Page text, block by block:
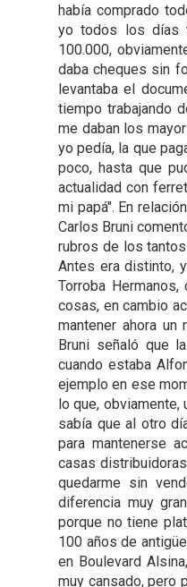
había comprado
yo todos los días
100.000,
daba cheques sin
levantaba el
tiempo trabajando
me daban los
yo pedía, la que
poco, hasta que
actualidad con
mi papá". En
Carlos Bruni
rubros de los
Antes era distinto,
Torroba
cosas, en cambio
mantener ahora
Bruni señaló que
cuando estaba
ejemplo en ese
lo que, obviamente,
sabía que al otro
para mantenerse
casas
quedarme sin
diferencia muy
porque no tiene
100 años de
en Boulevard
muy cansado, pero